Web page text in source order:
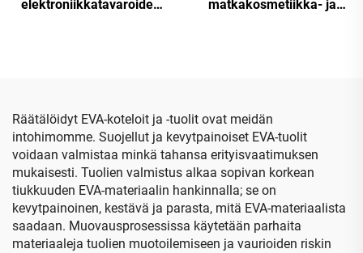
elektroniikkatavaroiden
matkakosmetiikka- ja
Räätälöidyt EVA-koteloit ja -tuolit ovat meidän
intohimomme. Suojellut ja kevytpainoiset EVA-tuolit
voidaan valmistaa minkä tahansa erityisvaatimuksen
mukaisesti. Tuolien valmistus alkaa sopivan korkean
tiukkuuden EVA-materiaalin hankinnalla; se on
kevytpainoinen, kestävä ja parasta, mitä EVA-materiaalista
saadaan. Muovausprosessissa käytetään parhaita
materiaaleja tuolien muotoilemiseen ja vaurioiden riskin